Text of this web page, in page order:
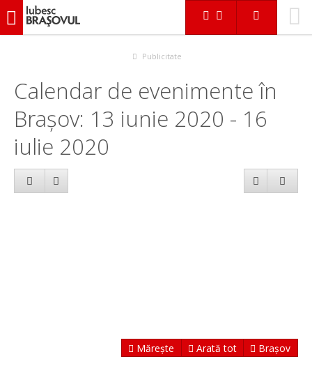
iubescbraşovul.ro
Publicitate
Calendar de evenimente în
Brașov: 13 iunie 2020 - 16
iulie 2020
Mărește Arată tot Brașov